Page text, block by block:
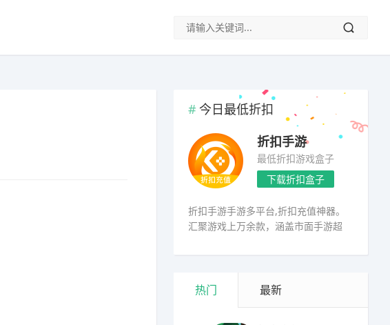
今日最低折扣
折扣手游
最低折扣游戏盒子
下载折扣盒子
折扣手游手游多平台,折扣充值神器。
汇聚游戏上万余款，涵盖市面手游超
热门 最新